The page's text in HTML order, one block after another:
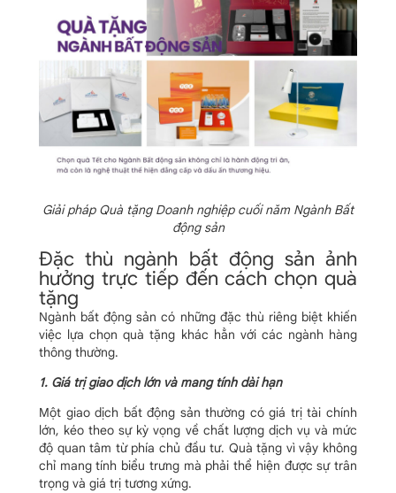
Giải pháp Quà tặng Doanh nghiệp cuối năm Ngành Bất
động sản
Đặc thù ngành bất động sản ảnh
hưởng trực tiếp đến cách chọn quà
tặng
Ngành bất động sản có những đặc thù riêng biệt khiến
việc lựa chọn quà tặng khác hẳn với các ngành hàng
thông thường.
1. Giá trị giao dịch lớn và mang tính dài hạn
Một giao dịch bất động sản thường có giá trị tài chính
lớn, kéo theo sự kỳ vọng về chất lượng dịch vụ và mức
độ quan tâm từ phía chủ đầu tư. Quà tặng vì vậy không
chỉ mang tính biểu trưng mà phải thể hiện được sự trân
trọng và giá trị tương xứng.